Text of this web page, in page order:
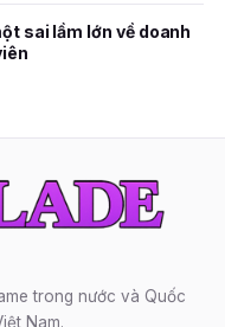
sai lầm lớn về doanh
trong nước và Quốc
Nam.